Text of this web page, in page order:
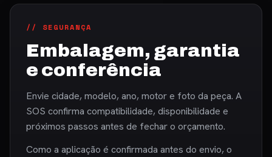
// SEGURANÇA
Embalagem, garantia
e conferência
Envie cidade, modelo, ano, motor e foto da peça. A
SOS confirma compatibilidade, disponibilidade e
próximos passos antes de fechar o orçamento.
Como a aplicação é confirmada antes do envio, o